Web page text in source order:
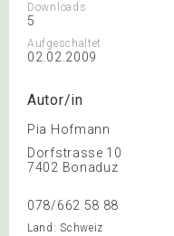
Downloads
5
Aufgeschaltet
02.02.2009
Autor/in
Pia Hofmann
Dorfstrasse 10
7402 Bonaduz
078/662 58 88
Land: Schweiz